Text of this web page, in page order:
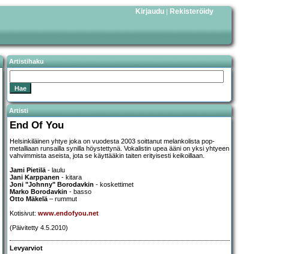
Kirjaudu | Rekisteröidy
Artistihaku
Artisti
End Of You
Helsinkiläinen yhtye joka on vuodesta 2003 soittanut melankolista pop-
metalliaan runsailla synilla höystettynä. Vokalistin upea ääni on yksi yhtyeen
vahvimmista aseista, jota se käyttääkin taiten erityisesti keikoillaan.
Jami Pietilä- laulu
Jani Karppanen - kitara
Joni "Johnny" Borodavkin - koskettimet
Marko Borodavkin - basso
Otto Mäkelä– rummut
Kotisivut: www.endofyou.net
(Päivitetty 4.5.2010)
Levyarviot